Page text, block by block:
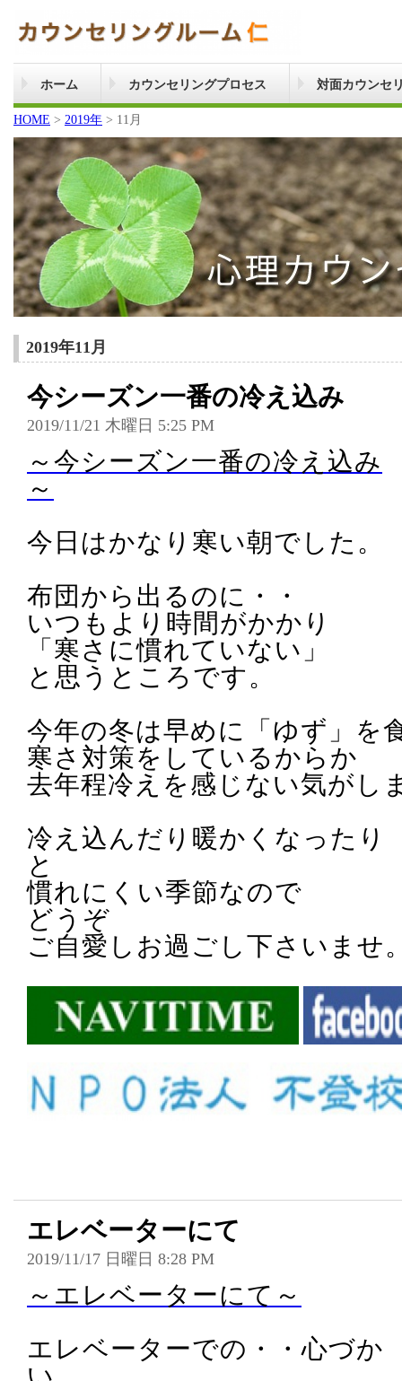
ホーム カウンセリングプロセス 対面カウンセ
HOME > 2019年 > 11月
2019年11月
今シーズン一番の冷え込み
2019/11/21 木曜日 5:25 PM
～今シーズン一番の冷え込み
～
今日はかなり寒い朝でした。
布団から出るのに・・
いつもより時間がかかり
「寒さに慣れていない」
と思うところです。
今年の冬は早めに「ゆず」を
寒さ対策をしているからか
去年程冷えを感じない気がし
冷え込んだり暖かくなったり
と
慣れにくい季節なので
どうぞ
ご自愛しお過ごし下さいませ
エレベーターにて
2019/11/17 日曜日 8:28 PM
～エレベーターにて～
エレベーターでの・・心づか